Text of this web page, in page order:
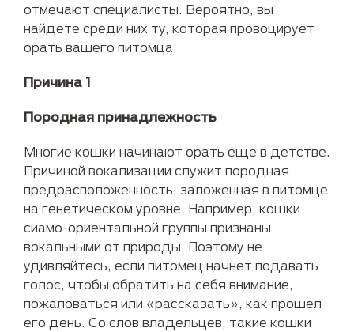
отмечают специалисты. Вероятно, вы
найдете среди них ту, которая провоцирует
орать вашего питомца:
Причина 1
Породная принадлежность
Многие кошки начинают орать еще в детстве.
Причиной вокализации служит породная
предрасположенность, заложенная в питомце
на генетическом уровне. Например, кошки
сиамо-ориентальной группы признаны
вокальными от природы. Поэтому не
удивляйтесь, если питомец начнет подавать
голос, чтобы обратить на себя внимание,
пожаловаться или «рассказать», как прошел
его день. Со слов владельцев, такие кошки